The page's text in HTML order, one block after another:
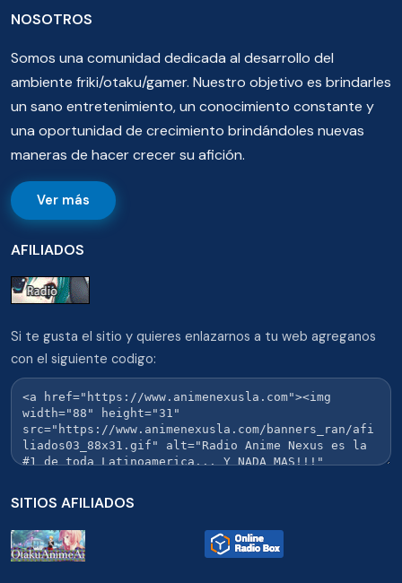
NOSOTROS
Somos una comunidad dedicada al desarrollo del
ambiente friki/otaku/gamer. Nuestro objetivo es brindarles
un sano entretenimiento, un conocimiento constante y
una oportunidad de crecimiento brindándoles nuevas
maneras de hacer crecer su afición.
Ver más
AFILIADOS
Si te gusta el sitio y quieres enlazarnos a tu web agreganos
con el siguiente codigo:
SITIOS AFILIADOS